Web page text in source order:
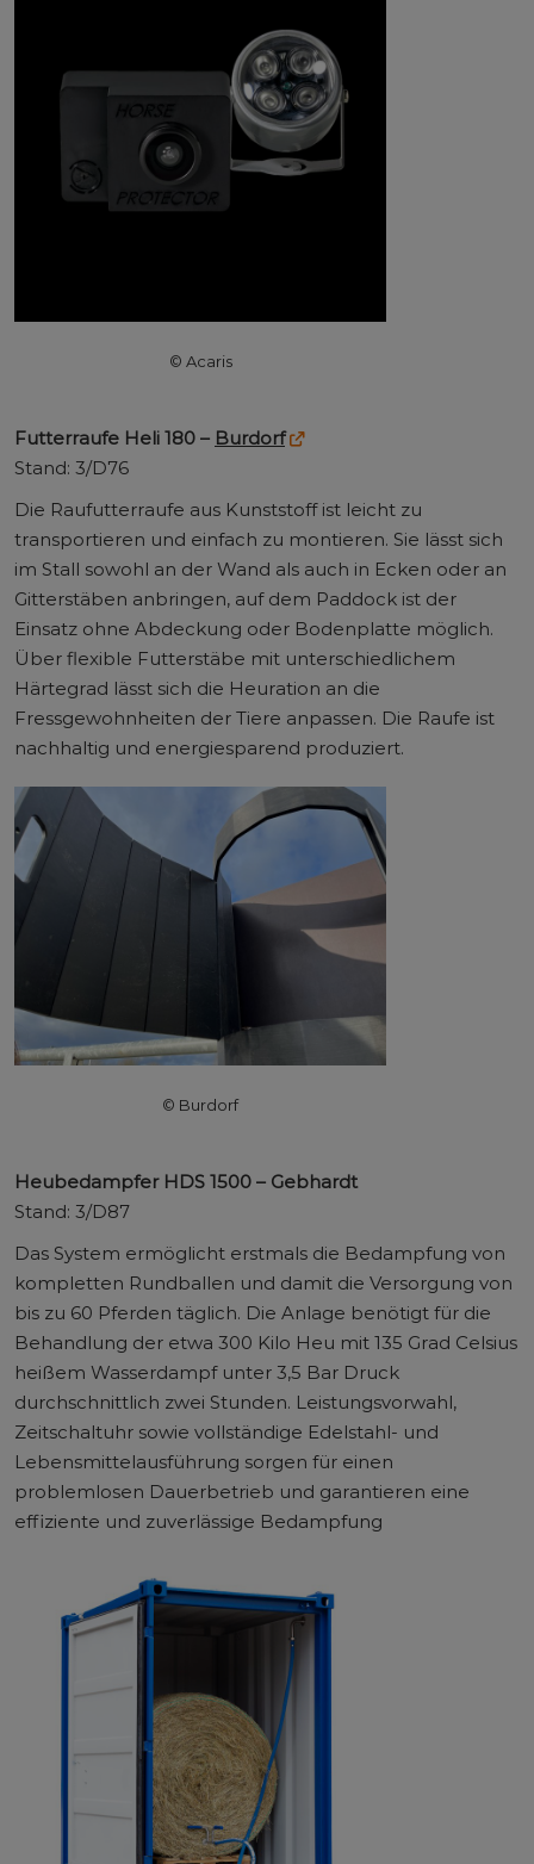
© Acaris
Futterraufe Heli 180 – Burdorf
Stand: 3/D76
Die Raufutterraufe aus Kunststoff ist leicht zu
transportieren und einfach zu montieren. Sie lässt sich
im Stall sowohl an der Wand als auch in Ecken oder an
Gitterstäben anbringen, auf dem Paddock ist der
Einsatz ohne Abdeckung oder Bodenplatte möglich.
Über flexible Futterstäbe mit unterschiedlichem
Härtegrad lässt sich die Heuration an die
Fressgewohnheiten der Tiere anpassen. Die Raufe ist
nachhaltig und energiesparend produziert.
© Burdorf
Heubedampfer HDS 1500 – Gebhardt
Stand: 3/D87
Das System ermöglicht erstmals die Bedampfung von
kompletten Rundballen und damit die Versorgung von
bis zu 60 Pferden täglich. Die Anlage benötigt für die
Behandlung der etwa 300 Kilo Heu mit 135 Grad Celsius
heißem Wasserdampf unter 3,5 Bar Druck
durchschnittlich zwei Stunden. Leistungsvorwahl,
Zeitschaltuhr sowie vollständige Edelstahl- und
Lebensmittelausführung sorgen für einen
problemlosen Dauerbetrieb und garantieren eine
effiziente und zuverlässige Bedampfung